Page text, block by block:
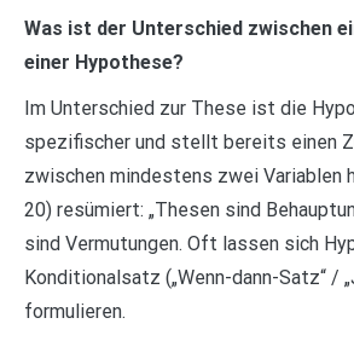
Was ist der Unterschied zwischen
einer Hypothese?
Im Unterschied zur These ist die
spezifischer und stellt bereits einen
zwischen mindestens zwei Variablen
20) resümiert: „Thesen sind
sind Vermutungen. Oft lassen sich
Konditionalsatz („Wenn-dann-Satz“ /
formulieren.